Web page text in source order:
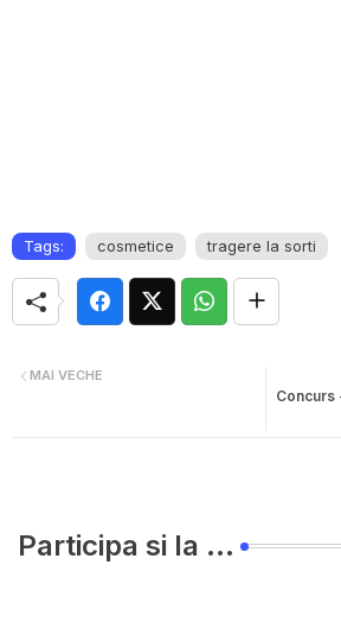
Tags: cosmetice tragere la sorti
Concurs
MAI VECHE
Participa si la ...